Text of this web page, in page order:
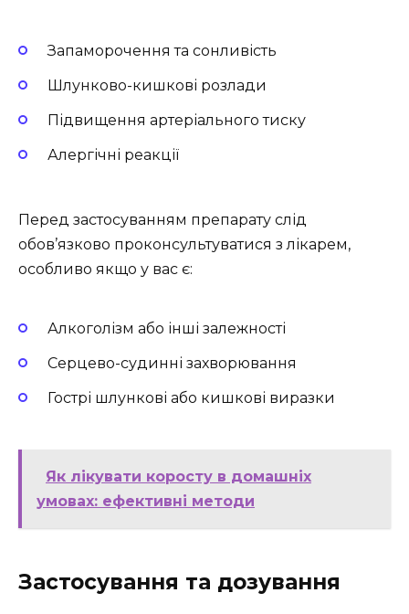
Запаморочення та сонливість
Шлунково-кишкові розлади
Підвищення артеріального тиску
Алергічні реакції
Перед застосуванням препарату слід
обов’язково проконсультуватися з лікарем,
особливо якщо у вас є:
Алкоголізм або інші залежності
Серцево-судинні захворювання
Гострі шлункові або кишкові виразки
Як лікувати коросту в домашніх
умовах: ефективні методи
Застосування та дозування